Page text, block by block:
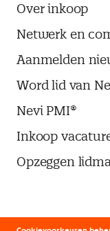
Over inkoop
Netwerk en
Aanmelden
Word lid van
Nevi PMI®
Inkoop
Opzeggen